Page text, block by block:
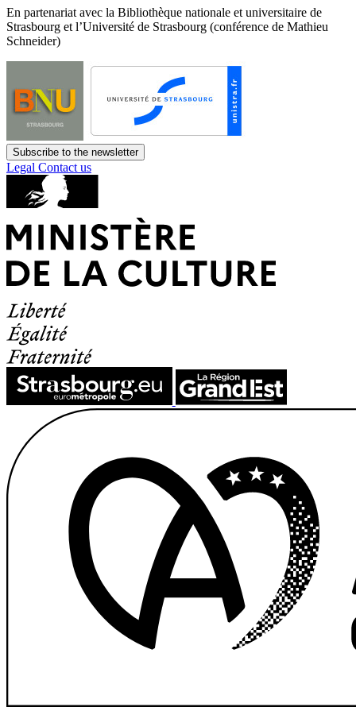
En partenariat avec la Bibliothèque nationale et universitaire de
Strasbourg et l’Université de Strasbourg (conférence de Mathieu
Schneider)
Subscribe to the newsletter
Legal Contact us